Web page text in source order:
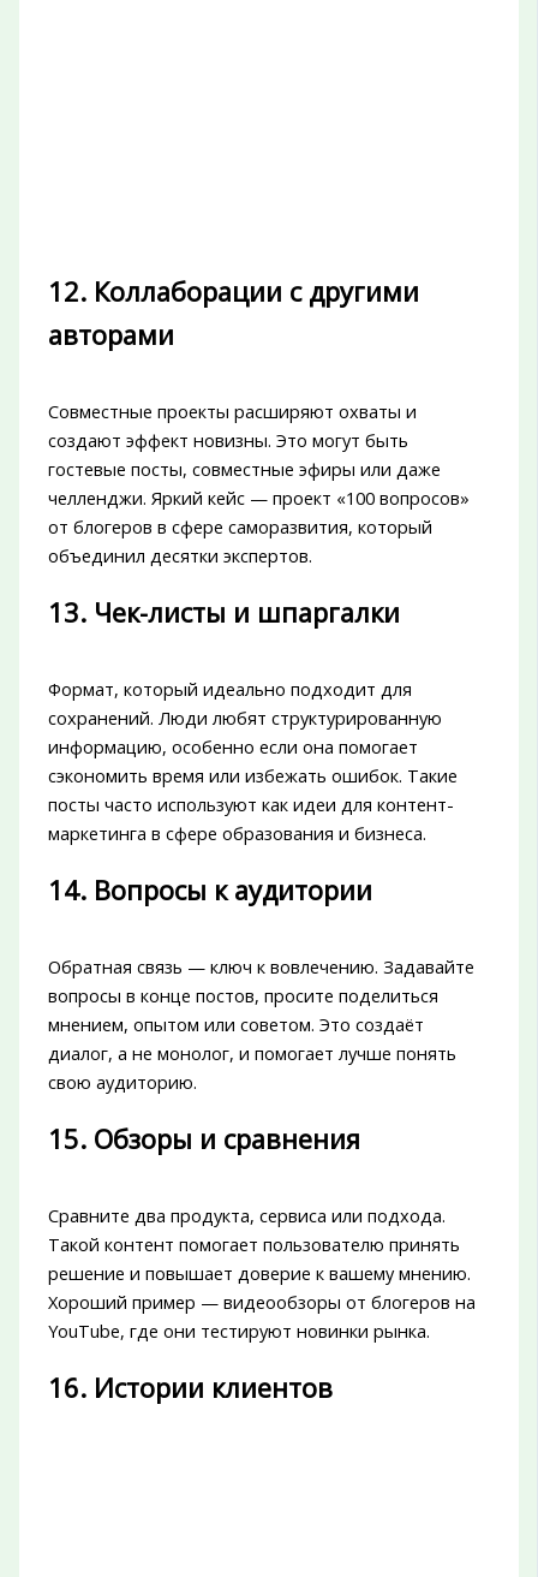
12. Коллаборации с другими
авторами
Совместные проекты расширяют охваты и
создают эффект новизны. Это могут быть
гостевые посты, совместные эфиры или даже
челленджи. Яркий кейс — проект «100 вопросов»
от блогеров в сфере саморазвития, который
объединил десятки экспертов.
13. Чек-листы и шпаргалки
Формат, который идеально подходит для
сохранений. Люди любят структурированную
информацию, особенно если она помогает
сэкономить время или избежать ошибок. Такие
посты часто используют как идеи для контент-
маркетинга в сфере образования и бизнеса.
14. Вопросы к аудитории
Обратная связь — ключ к вовлечению. Задавайте
вопросы в конце постов, просите поделиться
мнением, опытом или советом. Это создаёт
диалог, а не монолог, и помогает лучше понять
свою аудиторию.
15. Обзоры и сравнения
Сравните два продукта, сервиса или подхода.
Такой контент помогает пользователю принять
решение и повышает доверие к вашему мнению.
Хороший пример — видеообзоры от блогеров на
YouTube, где они тестируют новинки рынка.
16. Истории клиентов